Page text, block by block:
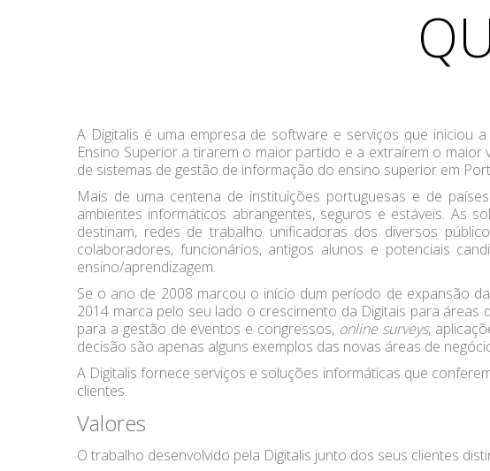
A Digitalis é uma empresa de software e serviços que iniciou
Ensino Superior a tirarem o maior partido e a extraírem o
de sistemas de gestão de informação do ensino superior em
Mais de uma centena de instituições portuguesas e de
ambientes informáticos abrangentes, seguros e estáveis. As
destinam, redes de trabalho unificadoras dos diversos
colaboradores, funcionários, antigos alunos e potenciais
ensino/aprendizagem.
Se o ano de 2008 marcou o início dum período de expansão
2014 marca pelo seu lado o crescimento da Digitais para
para a gestão de eventos e congressos, online surveys,
decisão são apenas alguns exemplos das novas áreas de
A Digitalis fornece serviços e soluções informáticas que
clientes.
Valores
O trabalho desenvolvido pela Digitalis junto dos seus clientes